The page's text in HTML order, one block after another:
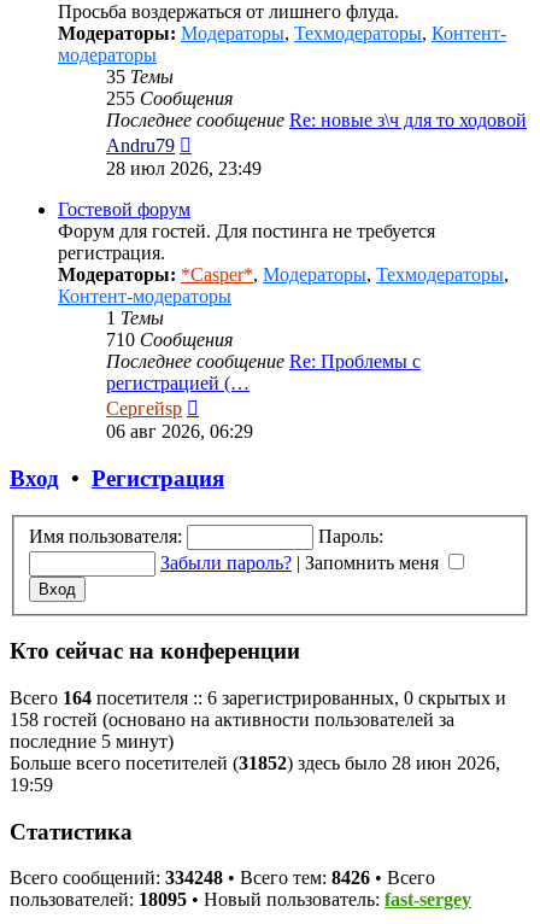
Просьба воздержаться от лишнего флуда.
Модераторы: Модераторы, Техмодераторы, Контент-
модераторы
35 Темы
255 Сообщения
Последнее сообщение Re: новые з\ч для то ходовой
Andru79
к
28 июл 2026, 23:49
Гостевой форум
Форум для гостей. Для постинга не требуется
регистрация.
Модераторы: *Casper*, Модераторы, Техмодераторы,
Контент-модераторы
1 Темы
710 Сообщения
Последнее сообщение Re: Проблемы с
регистрацией (…
Сергейsp
к
06 авг 2026, 06:29
Вход • Регистрация
Имя пользователя:
Пароль:
Забыли пароль? | Запомнить меня
Кто сейчас на конференции
Всего 164 посетителя :: 6 зарегистрированных, 0 скрытых и
158 гостей (основано на активности пользователей за
последние 5 минут)
Больше всего посетителей (31852) здесь было 28 июн 2026,
19:59
Статистика
Всего сообщений: 334248 • Всего тем: 8426 • Всего
пользователей: 18095 • Новый пользователь: fast-sergey